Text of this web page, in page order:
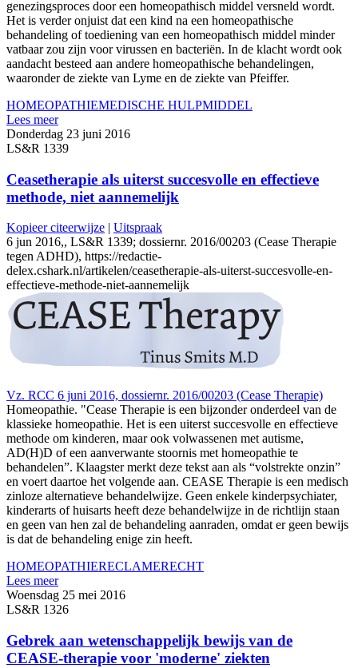
genezingsproces door een homeopathisch middel versneld wordt.
Het is verder onjuist dat een kind na een homeopathische
behandeling of toediening van een homeopathisch middel minder
vatbaar zou zijn voor virussen en bacteriën. In de klacht wordt ook
aandacht besteed aan andere homeopathische behandelingen,
waaronder de ziekte van Lyme en de ziekte van Pfeiffer.
HOMEOPATHIEMEDISCHE HULPMIDDEL
Lees meer
Donderdag 23 juni 2016
LS&R 1339
Ceasetherapie als uiterst succesvolle en effectieve
methode, niet aannemelijk
Kopieer citeerwijze | Uitspraak
6 jun 2016,, LS&R 1339; dossiernr. 2016/00203 (Cease Therapie
tegen ADHD), https://redactie-
delex.cshark.nl/artikelen/ceasetherapie-als-uiterst-succesvolle-en-
effectieve-methode-niet-aannemelijk
Vz. RCC 6 juni 2016, dossiernr. 2016/00203 (Cease Therapie)
Homeopathie. "Cease Therapie is een bijzonder onderdeel van de
klassieke homeopathie. Het is een uiterst succesvolle en effectieve
methode om kinderen, maar ook volwassenen met autisme,
AD(H)D of een aanverwante stoornis met homeopathie te
behandelen”. Klaagster merkt deze tekst aan als “volstrekte onzin”
en voert daartoe het volgende aan. CEASE Therapie is een medisch
zinloze alternatieve behandelwijze. Geen enkele kinderpsychiater,
kinderarts of huisarts heeft deze behandelwijze in de richtlijn staan
en geen van hen zal de behandeling aanraden, omdat er geen bewijs
is dat de behandeling enige zin heeft.
HOMEOPATHIERECLAMERECHT
Lees meer
Woensdag 25 mei 2016
LS&R 1326
Gebrek aan wetenschappelijk bewijs van de
CEASE-therapie voor 'moderne' ziekten